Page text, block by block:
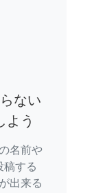
ない
よう
名前や
稿する
出来る